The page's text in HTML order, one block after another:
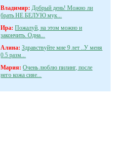
Владимир: Добрый день! Можно ли
брать НЕ БЕЛУЮ мук...
Ира: Пожалуй, на этом можно и
закончить. Одна...
Алина: Здравствуйте мне 9 лет ..У меня
0.5 разм...
Мария: Очень люблю пилинг, после
него кожа сияе...